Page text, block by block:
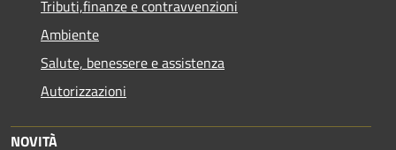
Tributi,finanze e contravvenzioni
Ambiente
Salute, benessere e assistenza
Autorizzazioni
NOVITÀ